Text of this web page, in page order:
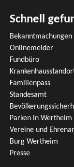
Schnell
Bekanntmachungen
Onlinemelder
Fundbüro
Familienpass
Standesamt
Parken in Wertheim
Vereine und
Burg Wertheim
Presse